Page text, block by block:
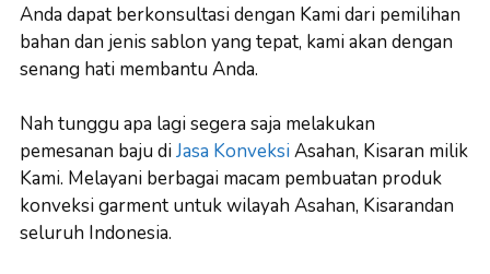
Anda dapat berkonsultasi dengan Kami dari pemilihan
bahan dan jenis sablon yang tepat, kami akan dengan
senang hati membantu Anda.
Nah tunggu apa lagi segera saja melakukan
pemesanan baju diJasa KonveksiAsahan, Kisaran milik
Kami. Melayani berbagai macam pembuatan produk
konveksi garment untuk wilayah Asahan, Kisarandan
seluruh Indonesia.